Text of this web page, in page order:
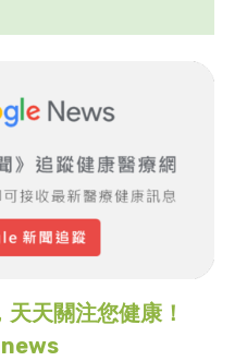
天關注您健康！